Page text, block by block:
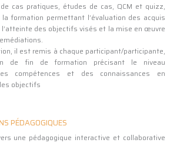
cas pratiques, études de cas, QCM et quizz,
formation permettant l’évaluation des acquis
l’atteinte des objectifs visés et la mise en œuvre
il est remis à chaque participant/participante,
de fin de formation précisant le niveau
compétences et des connaissances en
objectifs
PÉDAGOGIQUES
une pédagogique interactive et collaborative